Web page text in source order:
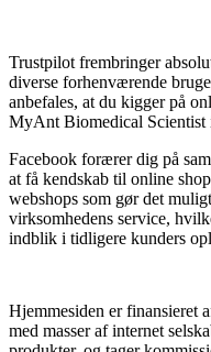
Trustpilot frembringer
diverse forhenværende
anbefales, at du kigger på
MyAnt Biomedical
Facebook forærer dig på
at få kendskab til online
webshops som gør det
virksomhedens service,
indblik i tidligere kunders
Hjemmesiden er finansieret
med masser af internet